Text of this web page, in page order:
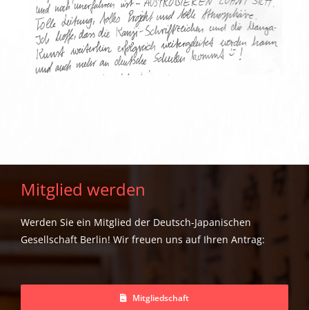
Mitglied werden
Werden Sie ein Mitglied der Deutsch-Japanischen
Gesellschaft Berlin! Wir freuen uns auf Ihren Antrag:
Mitgliedschaft